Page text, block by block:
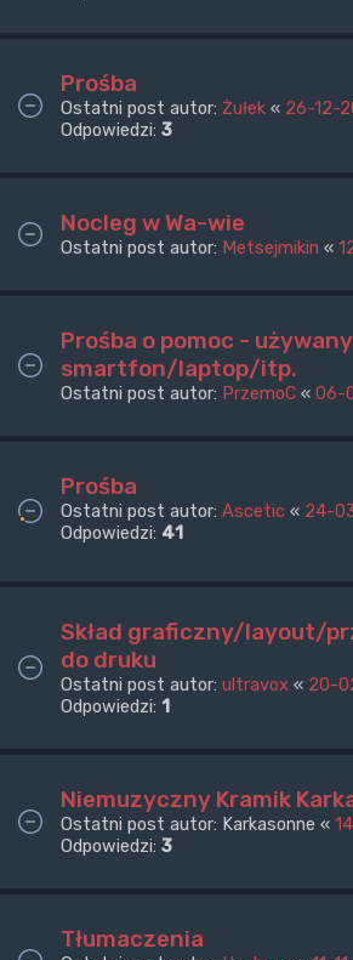
Prośba
Ostatni post autor: Żułek « 26-12-
Odpowiedzi: 3
Nocleg w Wa-wie
Ostatni post autor: Metsejmikin «
Prośba o pomoc - używany
smartfon/laptop/itp.
Ostatni post autor: PrzemoC « 06-
Prośba
Ostatni post autor: Ascetic « 24-
Odpowiedzi: 41
Skład graficzny/layout/
do druku
Ostatni post autor: ultravox « 20-
Odpowiedzi: 1
Niemuzyczny Kramik
Ostatni post autor: Karkasonne «
Odpowiedzi: 3
Tłumaczenia